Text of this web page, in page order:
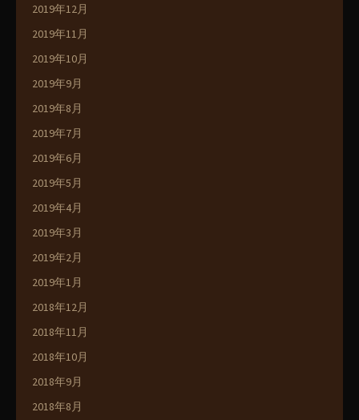
2019年12月
2019年11月
2019年10月
2019年9月
2019年8月
2019年7月
2019年6月
2019年5月
2019年4月
2019年3月
2019年2月
2019年1月
2018年12月
2018年11月
2018年10月
2018年9月
2018年8月